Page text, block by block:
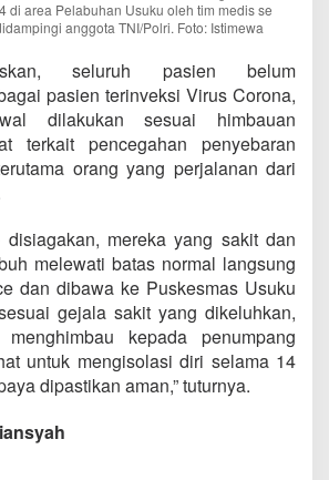
di area Pelabuhan Usuku oleh tim medis se
anggota TNI/Polri. Foto: Istimewa
seluruh pasien belum
pasien terinveksi Virus Corona,
dilakukan sesuai himbauan
terkait pencegahan penyebaran
orang yang perjalanan dari
disiagakan, mereka yang sakit dan
melewati batas normal langsung
dan dibawa ke Puskesmas Usuku
gejala sakit yang dikeluhkan,
kepada penumpang
untuk mengisolasi diri selama 14
dipastikan aman,” tuturnya.